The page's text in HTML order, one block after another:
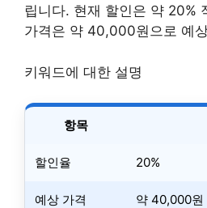
립니다. 현재 할인은 약 20%
가격은 약 40,000원으로 예
키워드에 대한 설명
항목
할인율 20%
예상 가격 약 40,000원